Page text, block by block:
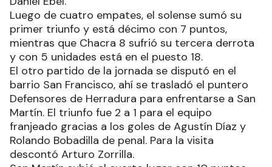
Luego de cuatro empates, el solense sumó su
primer triunfo y está décimo con 7 puntos,
mientras que Chacra 8 sufrió su tercera derrota
y con 5 unidades está en el puesto 18.
El otro partido de la jornada se disputó en el
barrio San Francisco, ahí se trasladó el puntero
Defensores de Herradura para enfrentarse a San
Martín. El triunfo fue 2 a 1 para el equipo
franjeado gracias a los goles de Agustín Díaz y
Rolando Bobadilla de penal. Para la visita
descontó Arturo Zorrilla.